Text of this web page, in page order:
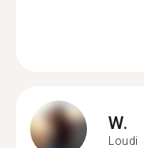
W.
Loudi